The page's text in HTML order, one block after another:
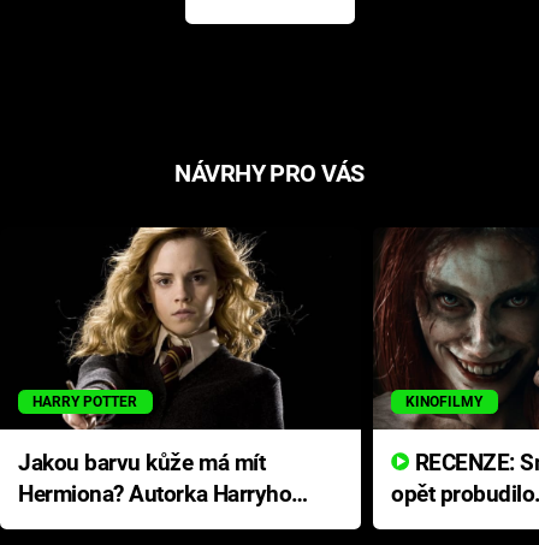
NÁVRHY PRO VÁS
HARRY POTTER
Jakou barvu kůže má mít
Hermiona? Autorka Harryho
Pottera přišla s ráznou
KINOFILMY
opět
přichází s